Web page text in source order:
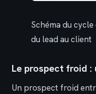
Schéma du
du lead au client
Le prospect froid :
Un prospect froid